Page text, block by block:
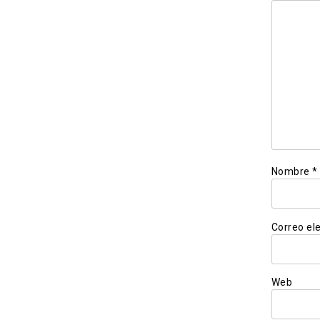
Nombre *
Correo
Web